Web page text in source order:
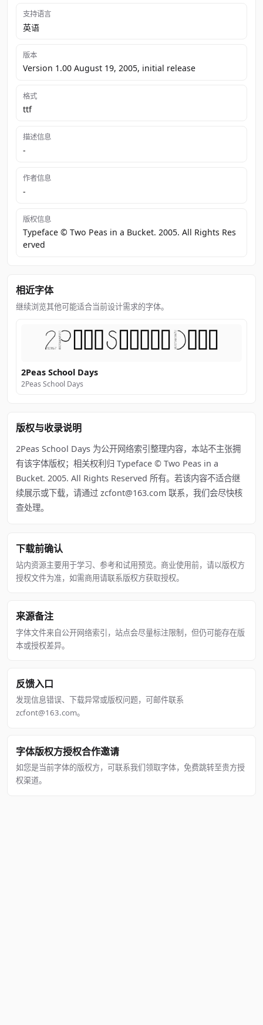
支持语言
英语
版本
Version 1.00 August 19, 2005, initial release
格式
ttf
描述信息
-
作者信息
-
版权信息
Typeface © Two Peas in a Bucket. 2005. All Rights Res
erved
相近字体
继续浏览其他可能适合当前设计需求的字体。
2Peas School Days
2Peas School Days
版权与收录说明
2Peas School Days 为公开网络索引整理内容，本站不主张拥
有该字体版权；相关权利归 Typeface © Two Peas in a
Bucket. 2005. All Rights Reserved 所有。若该内容不适合继
续展示或下载，请通过 zcfont@163.com 联系，我们会尽快核
查处理。
下载前确认
站内资源主要用于学习、参考和试用预览。商业使用前，请以版权方
授权文件为准，如需商用请联系版权方获取授权。
来源备注
字体文件来自公开网络索引，站点会尽量标注限制，但仍可能存在版
本或授权差异。
反馈入口
发现信息错误、下载异常或版权问题，可邮件联系
zcfont@163.com。
字体版权方授权合作邀请
如您是当前字体的版权方，可联系我们领取字体，免费跳转至贵方授
权渠道。